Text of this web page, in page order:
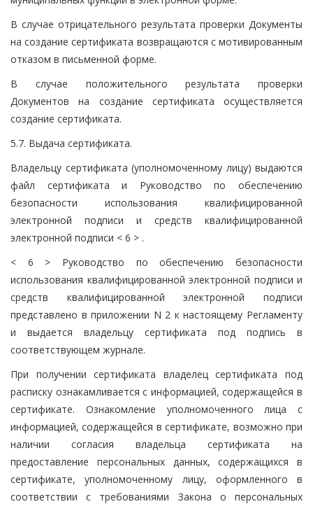
В случае отрицательного результата проверки Документы
на создание сертификата возвращаются с мотивированным
отказом в письменной форме.
В случае положительного результата проверки
Документов на создание сертификата осуществляется
создание сертификата.
5.7. Выдача сертификата.
Владельцу сертификата (уполномоченному лицу) выдаются
файл сертификата и Руководство по обеспечению
безопасности использования квалифицированной
электронной подписи и средств квалифицированной
электронной подписи < 6 > .
< 6 > Руководство по обеспечению безопасности
использования квалифицированной электронной подписи и
средств квалифицированной электронной подписи
представлено в приложении N 2 к настоящему Регламенту
и выдается владельцу сертификата под подпись в
соответствующем журнале.
При получении сертификата владелец сертификата под
расписку ознакамливается с информацией, содержащейся в
сертификате. Ознакомление уполномоченного лица с
информацией, содержащейся в сертификате, возможно при
наличии согласия владельца сертификата на
предоставление персональных данных, содержащихся в
сертификате, уполномоченному лицу, оформленного в
соответствии с требованиями Закона о персональных